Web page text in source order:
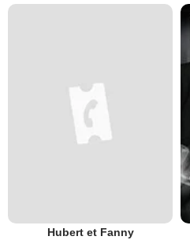
Hubert et Fanny